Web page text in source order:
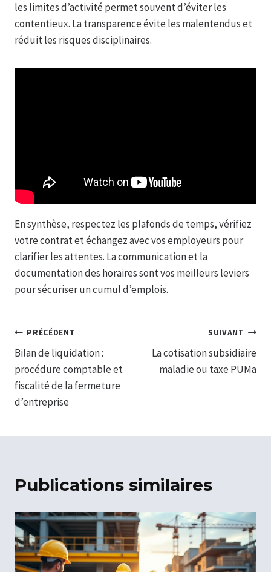
les limites d’activité permet souvent d’éviter les
contentieux. La transparence évite les malentendus et
réduit les risques disciplinaires.
En synthèse, respectez les plafonds de temps, vérifiez
votre contrat et échangez avec vos employeurs pour
clarifier les attentes. La communication et la
documentation des horaires sont vos meilleurs leviers
pour sécuriser un cumul d’emplois.
Navigation
de
l’article
PRÉCÉDENT
Bilan de liquidation :
procédure comptable et
fiscalité de la fermeture
d’entreprise
SUIVANT
La cotisation subsidiaire
maladie ou taxe PUMa
Publications similaires